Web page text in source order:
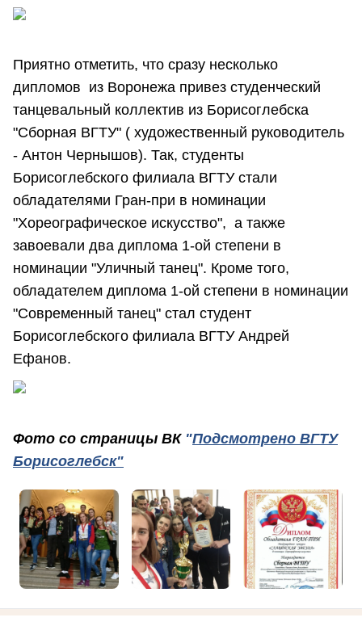
Приятно отметить, что сразу несколько
дипломов из Воронежа привез студенческий
танцевальный коллектив из Борисоглебска
"Сборная ВГТУ" ( художественный руководитель
- Антон Чернышов). Так, студенты
Борисоглебского филиала ВГТУ стали
обладателями Гран-при в номинации
"Хореографическое искусство", а также
завоевали два диплома 1-ой степени в
номинации "Уличный танец". Кроме того,
обладателем диплома 1-ой степени в номинации
"Современный танец" стал студент
Борисоглебского филиала ВГТУ Андрей
Ефанов.
Фото со страницы ВК "Подсмотрено ВГТУ
Борисоглебск"